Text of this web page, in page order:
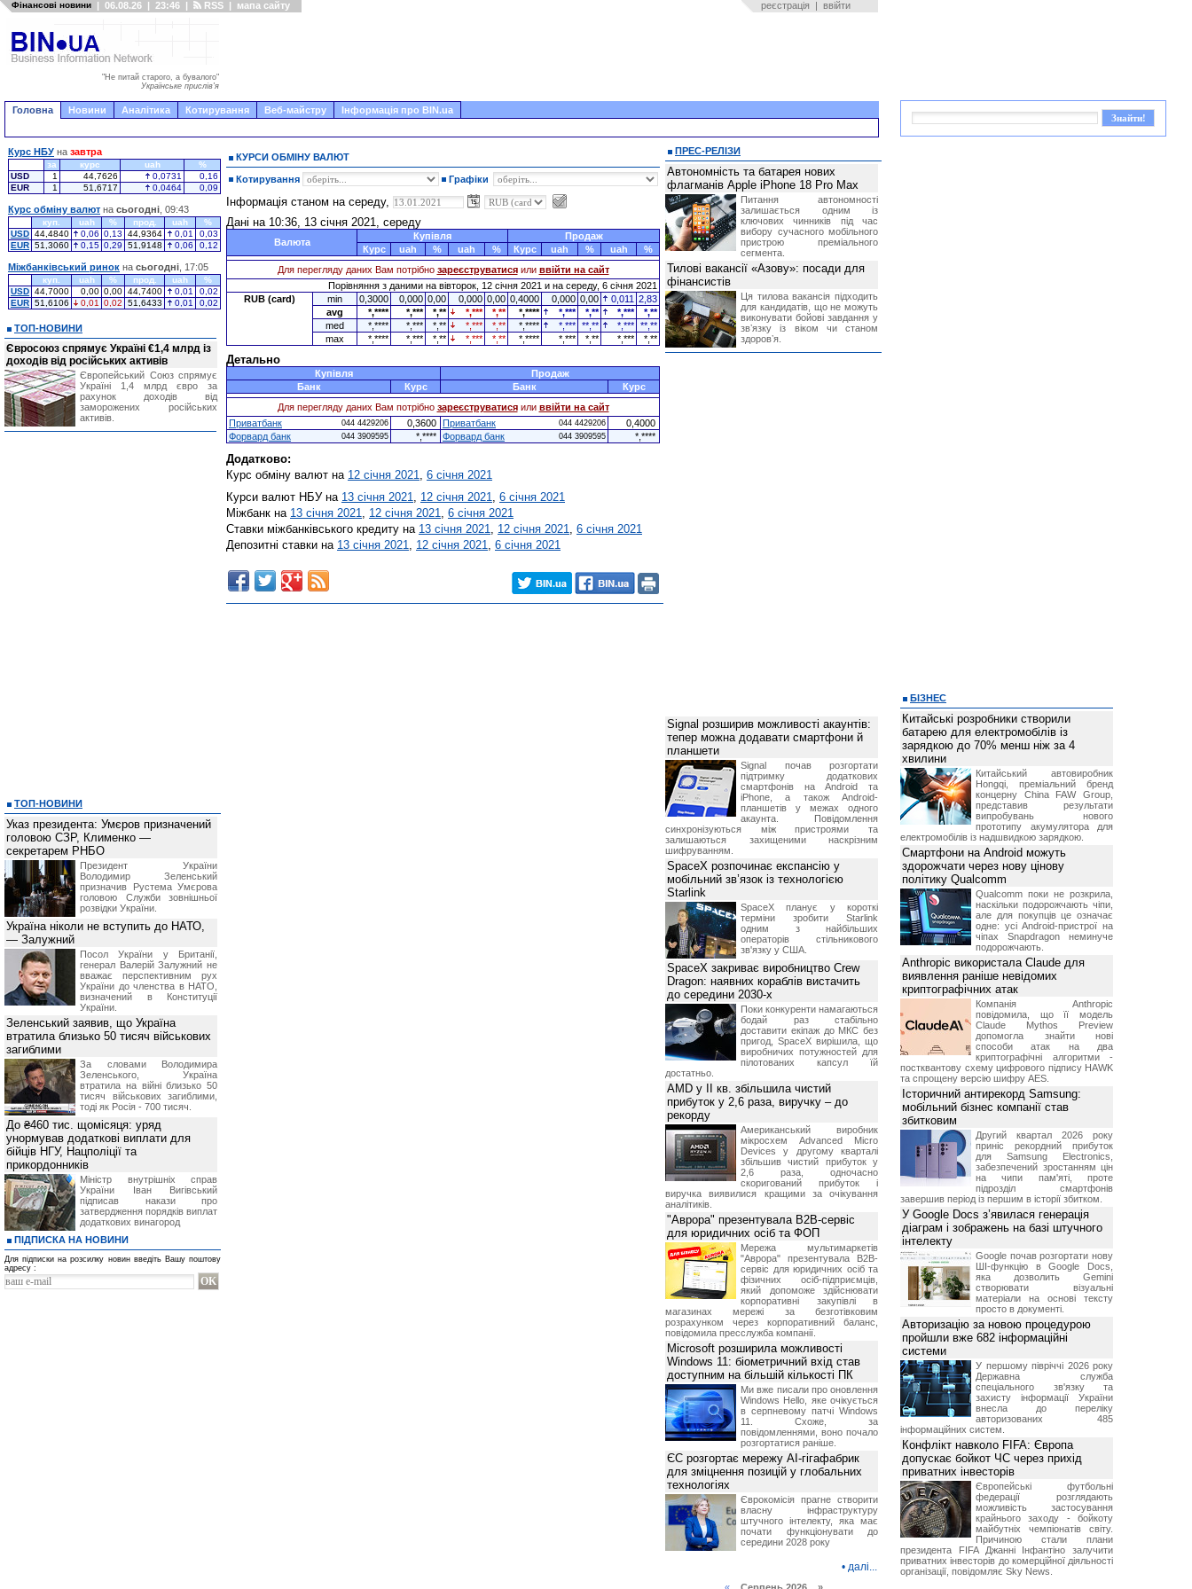
Фінансові новини | 06.08.26 | 23:46 | RSS | мапа сайту реєстрація | ввійти
"Не питай старого, а бувалого"
Українське прислів'я
Головна Новини Аналітика Котирування Веб-майстру Інформація про BIN.ua
КУРСИ ОБМІНУ ВАЛЮТ
Котирування Графіки
Інформація станом на середу,
Дані на 10:36, 13 січня 2021, середу
Валюта
Купівля
Продаж
Курс
uah % uah % Курс uah % uah
%
Для перегляду даних Вам потрібно зареєструватисяили ввійти на сайт
Порівняння з даними на вівторок, 12 січня 2021 и на середу, 6 січня 2021
RUB (card)
min 0,3000 0,000 0,00 0,000 0,00 0,4000 0,000 0,00 0,011 2,83
avg
*,**** *,*** *,** *,*** *,** *,**** *,*** *,** *,***
*,**
med
*,**** *,*** *,** *,*** *,** *,**** *,*** **,** *,*** **,**
max
*,**** *,*** *,** *,*** *,** *,**** *,*** *,** *,*** *,**
Детально
Купівля
Продаж
Банк
Курс Банк
Курс
Для перегляду даних Вам потрібно зареєструватисяили ввійти на сайт
Приватбанк
044 4429206 0,3600 Приватбанк 044 4429206
0,4000
Форвард банк
044 3909595 *,**** Форвард банк 044 3909595 *,****
Додатково:
Курс обміну валют на 12 січня 2021, 6 січня 2021
Курси валют НБУ на 13 січня 2021, 12 січня 2021, 6 січня 2021
Міжбанк на 13 січня 2021, 12 січня 2021, 6 січня 2021
Ставки міжбанківського кредиту на 13 січня 2021, 12 січня 2021, 6 січня 2021
Депозитні ставки на 13 січня 2021, 12 січня 2021, 6 січня 2021
Курс НБУ на завтра
за курс uah
%
USD
1 44,7626 0,0731
0,16
EUR
1 51,6717 0,0464 0,09
Курс обміну валют на сьогодні , 09:43
куп. uah % прод. uah
%
USD 44,4840 0,06 0,13 44,9364 0,01
0,03
EUR 51,3060 0,15 0,29 51,9148 0,06 0,12
Міжбанківський ринок на сьогодні , 17:05
куп. uah % прод. uah
%
USD 44,7000 0,00 0,00 44,7400 0,01
0,02
EUR 51,6106 0,01 0,02 51,6433 0,01 0,02
ТОП-НОВИНИ
Євросоюз спрямує Україні €1,4 млрд із
доходів від російських активів
Європейський Союз спрямує
Україні 1,4 млрд євро за
рахунок доходів від
заморожених російських
активів.
ТОП-НОВИНИ
Указ президента: Умєров призначений
головою СЗР, Клименко —
секретарем РНБО
Президент України
Володимир Зеленський
призначив Pустема Умєрова
головою Служби зовнішньої
розвідки України.
Україна ніколи не вступить до НАТО,
— Залужний
Посол України у Британії,
генерал Валерій Залужний не
вважає перспективним рух
України до членства в НАТО,
визначений в Конституції
України.
Зеленський заявив, що Україна
втратила близько 50 тисяч військових
загиблими
За словами Володимира
Зеленського, Україна
втратила на війні близько 50
тисяч військових загиблими,
тоді як Росія - 700 тисяч.
До ₴460 тис. щомісяця: уряд
унормував додаткові виплати для
бійців НГУ, Нацполіції та
прикордонників
Міністр внутрішніх справ
України Іван Вигівський
підписав накази про
затвердження порядків виплат
додаткових винагород
ПІДПИСКА НА НОВИНИ
Для підписки на розсилку новин введіть Вашу поштову
адресу :
ПРЕС-РЕЛІЗИ
Автономність та батарея нових
флагманів Apple iPhone 18 Pro Max
Питання автономності
залишається одним із
ключових чинників під час
вибору сучасного мобільного
пристрою преміального
сегмента.
Тилові вакансії «Азову»: посади для
фінансистів
Ця тилова вакансія підходить
для кандидатів, що не можуть
виконувати бойові завдання у
звʼязку із віком чи станом
здоровʼя.
Signal розширив можливості акаунтів:
тепер можна додавати смартфони й
планшети
Signal почав розгортати
підтримку додаткових
смартфонів на Android та
iPhone, а також Android-
планшетів у межах одного
акаунта. Повідомлення
синхронізуються між пристроями та
залишаються захищеними наскрізним
шифруванням.
SpaceX розпочинає експансію у
мобільний зв’язок із технологією
Starlink
SpaceX планує у короткі
терміни зробити Starlink
одним з найбільших
операторів стільникового
зв'язку у США.
SpaceX закриває виробництво Crew
Dragon: наявних кораблів вистачить
до середини 2030-х
Поки конкуренти намагаються
бодай раз стабільно
доставити екіпаж до МКС без
пригод, SpaceX вирішила, що
виробничих потужностей для
пілотованих капсул їй
достатньо.
AMD у II кв. збільшила чистий
прибуток у 2,6 раза, виручку – до
рекорду
Американський виробник
мікросхем Advanced Micro
Devices у другому кварталі
збільшив чистий прибуток у
2,6 раза, одночасно
скоригований прибуток і
виручка виявилися кращими за очікування
аналітиків.
"Аврора" презентувала B2B-сервіс
для юридичних осіб та ФОП
Мережа мультимаркетів
"Аврора" презентувала B2B-
сервіс для юридичних осіб та
фізичних осіб-підприємців,
який допоможе здійснювати
корпоративні закупівлі в
магазинах мережі за безготівковим
розрахунком через корпоративний баланс,
повідомила пресслужба компанії.
Microsoft розширила можливості
Windows 11: біометричний вхід став
доступним на більшій кількості ПК
Ми вже писали про оновлення
Windows Hello, яке очікується
в серпневому патчі Windows
11. Схоже, за
повідомленнями, воно почало
розгортатися раніше.
ЄС розгортає мережу AI-гігафабрик
для зміцнення позицій у глобальних
технологіях
Єврокомісія прагне створити
власну інфраструктуру
штучного інтелекту, яка має
почати функціонувати до
середини 2028 року
• далі...
БІЗНЕС
Китайські розробники створили
батарею для електромобілів із
зарядкою до 70% менш ніж за 4
хвилини
Китайський автовиробник
Hongqi, преміальний бренд
концерну China FAW Group,
представив результати
випробувань нового
прототипу акумулятора для
електромобілів із надшвидкою зарядкою.
Смартфони на Android можуть
здорожчати через нову цінову
політику Qualcomm
Qualcomm поки не розкрила,
наскільки подорожчають чіпи,
але для покупців це означає
одне: усі Android-пристрої на
чіпах Snapdragon неминуче
подорожчають.
Anthropic використала Claude для
виявлення раніше невідомих
криптографічних атак
Компанія Anthropic
повідомила, що її модель
Claude Mythos Preview
допомогла знайти нові
способи атак на два
криптографічні алгоритми -
постквантову схему цифрового підпису HAWK
та спрощену версію шифру AES.
Історичний антирекорд Samsung:
мобільний бізнес компанії став
збитковим
Другий квартал 2026 року
приніс рекордний прибуток
для Samsung Electronics,
забезпечений зростанням цін
на чипи пам'яті, проте
підрозділ смартфонів
завершив період із першим в історії збитком.
У Google Docs з’явилася генерація
діаграм і зображень на базі штучного
інтелекту
Google почав розгортати нову
ШІ-функцію в Google Docs,
яка дозволить Gemini
створювати візуальні
матеріали на основі тексту
просто в документі.
Авторизацію за новою процедурою
пройшли вже 682 інформаційні
системи
У першому півріччі 2026 року
Державна служба
спеціального зв'язку та
захисту інформації України
внесла до переліку
авторизованих 485
інформаційних систем.
Конфлікт навколо FIFA: Європа
допускає бойкот ЧС через прихід
приватних інвесторів
Європейські футбольні
федерації розглядають
можливість застосування
крайнього заходу - бойкоту
майбутніх чемпіонатів світу.
Причиною стали плани
президента FIFA Джанні Інфантіно залучити
приватних інвесторів до комерційної діяльності
організації, повідомляє Sky News.